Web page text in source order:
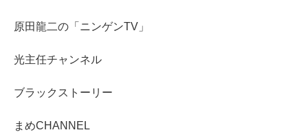
原田龍二の「ニンゲンTV」
光主任チャンネル
ブラックストーリー
まめCHANNEL